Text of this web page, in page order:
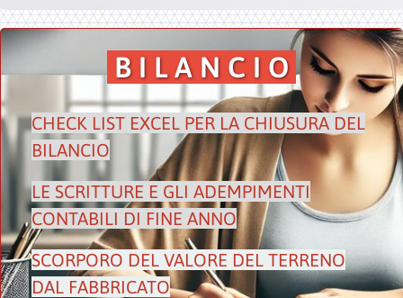
B I L A N C I O
CHECK LIST EXCEL PER LA CHIUSURA DEL
BILANCIO
LE SCRITTURE E GLI ADEMPIMENTI
CONTABILI DI FINE ANNO
SCORPORO DEL VALORE DEL TERRENO
DAL FABBRICATO